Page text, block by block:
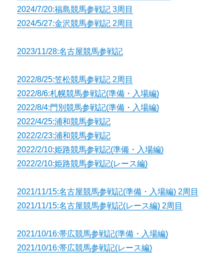
2024/7/20:福島競馬参戦記 3周目
2024/5/27:金沢競馬参戦記 2周目
2023/11/28:名古屋競馬参戦記
2022/8/25:笠松競馬参戦記 2周目
2022/8/6:札幌競馬参戦記(準備・入場編)
2022/8/4:門別競馬参戦記(準備・入場編)
2022/4/25:浦和競馬参戦記
2022/2/23:浦和競馬参戦記
2022/2/10:姫路競馬参戦記(準備・入場編)
2022/2/10:姫路競馬参戦記(レース編)
2021/11/15:名古屋競馬参戦記(準備・入場編) 2周目
2021/11/15:名古屋競馬参戦記(レース編) 2周目
2021/10/16:帯広競馬参戦記(準備・入場編)
2021/10/16:帯広競馬参戦記(レース編)